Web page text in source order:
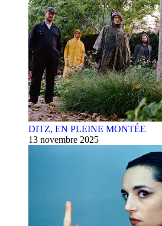
DITZ, EN PLEINE MONTÉE
13 novembre 2025